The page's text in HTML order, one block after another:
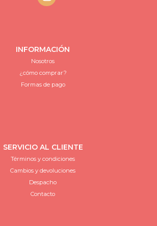
INFORMACIÓN
Nosotros
¿cómo comprar?
Formas de pago
SERVICIO AL CLIENTE
Términos y condiciones
Cambios y devoluciones
Despacho
Contacto